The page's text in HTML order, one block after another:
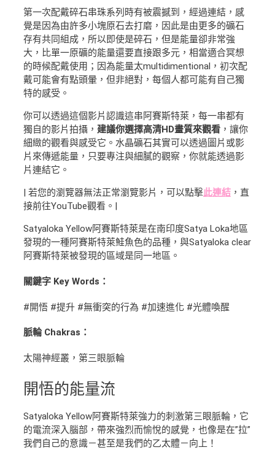
第一次配戴碎石串珠系列時有被震撼到，經過連結，感
覺是因為由許多小塊原石去打磨，因此是由更多的礦石
存有共同組成，所以即使是碎石，但是能量卻非常強
大，比單一原礦的能量還要直接跟多元，相當適合冥想
的時候配戴使用；因為能量太multidimentional，初次配
戴可能會有點頭暈，但非絕對，每個人都可能有自己獨
特的感受。
你可以透過這個影片認識這串阿賽斯特萊，每一串都有
獨自的影片拍攝， 建議你選擇高清HD畫質來觀看 ，讓你
細緻的觀看與感受它。水晶礦石其實可以透過圖片或影
片來傳遞能量，只要專注與細膩的觀察，你就能透過影
片連結它。
| 若您的瀏覽器無法正常瀏覽影片，可以點擊此連結 ，直
接前往YouTube觀看。|
Satyaloka Yellow阿賽斯特萊是在南印度Satya Loka地區
發現的一種阿賽斯特萊鮭魚色的品種，與Satyaloka clear
阿賽斯特萊被發現的區域是同一地區。
關鍵字 Key Words：
#開悟 #提升 #無衝突的行為 #加速進化 #光體喚醒
脈輪 Chakras：
太陽神經叢，第三眼脈輪
開悟的能量流
Satyaloka Yellow阿賽斯特萊強力的刺激第三眼脈輪，它
的電流深入腦部，帶來強烈而愉悅的感覺，也像是在”拉”
我們自己的意識－甚至是我們的乙太體－向上！